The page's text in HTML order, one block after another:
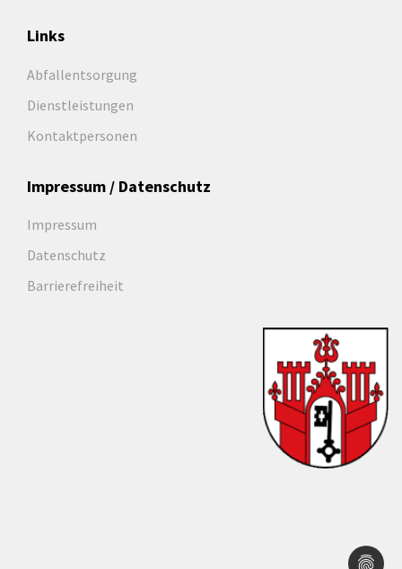
Links
Abfallentsorgung
Dienstleistungen
Kontaktpersonen
Impressum / Datenschutz
Impressum
Datenschutz
Barrierefreiheit